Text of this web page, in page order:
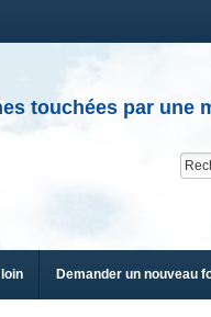
touchées par une
Demander un nouveau